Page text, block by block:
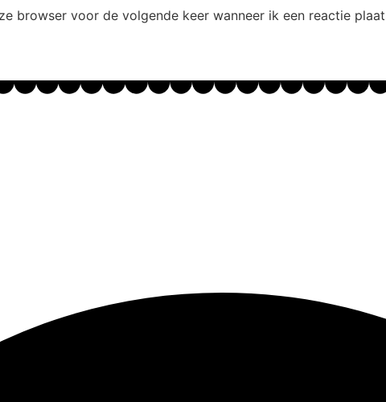
browser voor de volgende keer wanneer ik een reactie